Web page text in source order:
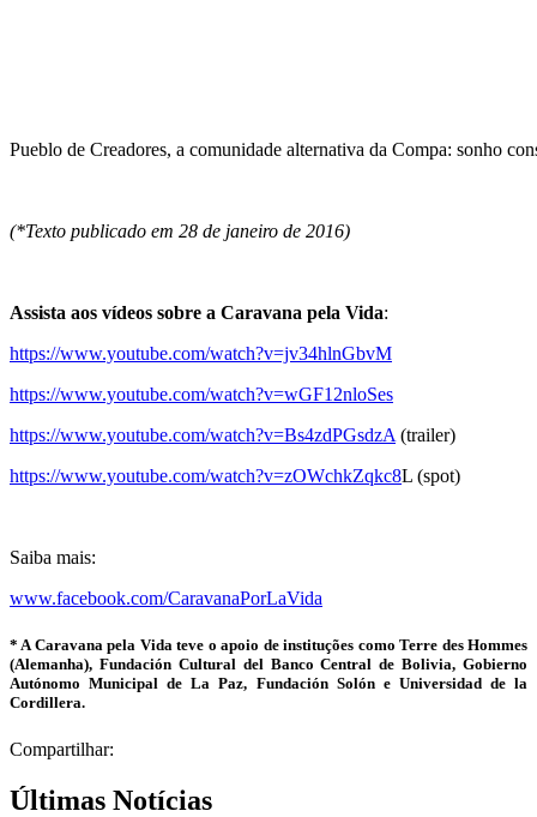
Pueblo de Creadores, a comunidade alternativa da Compa: sonho
(*Texto publicado em 28 de janeiro de 2016)
Assista aos vídeos sobre a Caravana pela Vida:
https://www.youtube.com/watch?v=jv34hlnGbvM
https://www.youtube.com/watch?v=wGF12nloSes
https://www.youtube.com/watch?v=Bs4zdPGsdzA (trailer)
https://www.youtube.com/watch?v=zOWchkZqkc8L (spot)
Saiba mais:
www.facebook.com/CaravanaPorLaVida
* A Caravana pela Vida teve o apoio de instituções como Terre des Hommes
(Alemanha), Fundación Cultural del Banco Central de Bolivia, Gobierno
Autónomo Municipal de La Paz, Fundación Solón e Universidad de la
Cordillera.
Compartilhar:
Últimas Notícias